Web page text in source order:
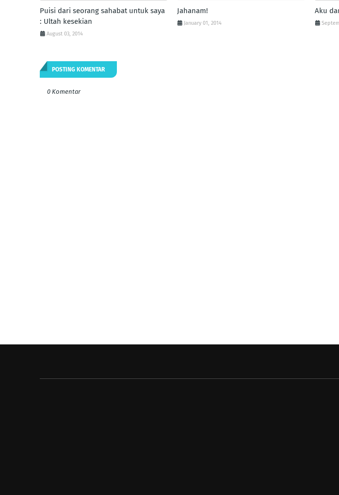
Puisi dari seorang sahabat untuk saya
: Ultah kesekian
August 03, 2014
Jahanam!
January 01, 2014
Aku
POSTING KOMENTAR
0 Komentar